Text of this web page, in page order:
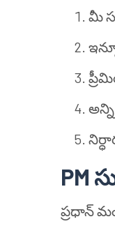
మీ
PM
ప్రధాన్